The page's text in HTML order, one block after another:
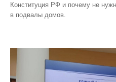
Конституция РФ и почему не
в подвалы домов.